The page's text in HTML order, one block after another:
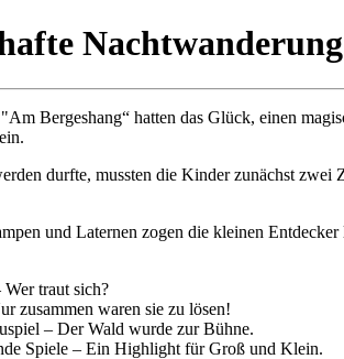
Nachtwanderung
Bergeshang“ hatten das Glück, einen
durfte, mussten die Kinder zunächst
und Laternen zogen die kleinen
traut sich?
zusammen waren sie zu lösen!
– Der Wald wurde zur Bühne.
Spiele – Ein Highlight für Groß und Klein.